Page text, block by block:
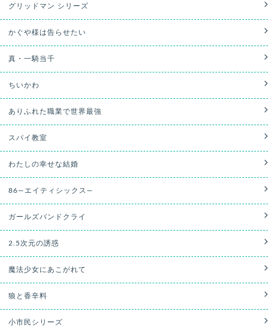
グリッドマン シリーズ
かぐや様は告らせたい
真・一騎当千
ちいかわ
ありふれた職業で世界最強
スパイ教室
わたしの幸せな結婚
86—エイティシックス—
ガールズバンドクライ
2.5次元の誘惑
魔法少女にあこがれて
狼と香辛料
小市民シリーズ